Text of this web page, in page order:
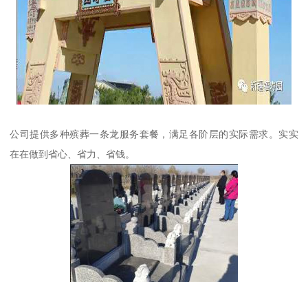
公司提供多种殡葬一条龙服务套餐，满足各阶层的实际需求。实实
在在做到省心、省力、省钱。